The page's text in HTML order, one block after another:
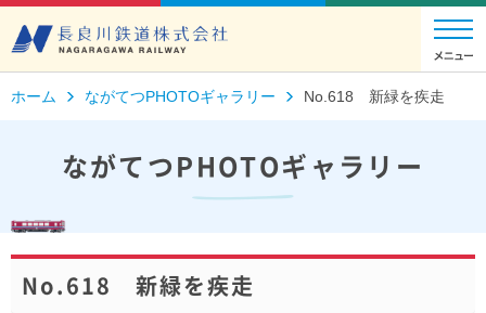
ホーム ながてつPHOTOギャラリー No.618 新緑を疾走
ながてつPHOTOギャラリー
No.618 新緑を疾走